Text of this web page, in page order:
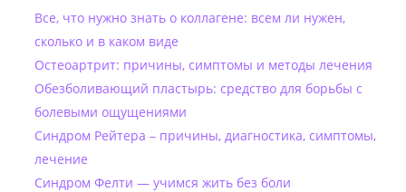
Все, что нужно знать о коллагене: всем ли нужен,
сколько и в каком виде
Остеоартрит: причины, симптомы и методы лечения
Обезболивающий пластырь: cредство для борьбы с
болевыми ощущениями
Синдром Рейтера – причины, диагностика, симптомы,
лечение
Синдром Фелти — учимся жить без боли